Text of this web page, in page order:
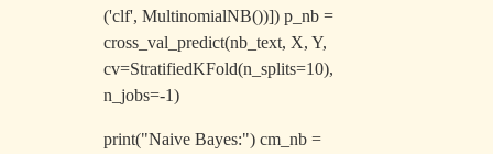
('clf', MultinomialNB())]) p_nb =
cross_val_predict(nb_text, X, Y,
cv=StratifiedKFold(n_splits=10),
n_jobs=-1)
print("Naive Bayes:") cm_nb =